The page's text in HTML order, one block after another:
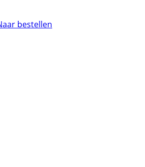
bestellen